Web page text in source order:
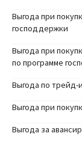
Выгода при
господдержки
Выгода при
по программе
Выгода по трейд-
Выгода при
Выгода за